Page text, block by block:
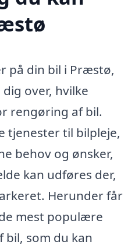
på din bil i Præstø,
over, hvilke
rengøring af bil.
tjenester til bilpleje,
behov og ønsker,
kan udføres der,
Herunder får
mest populære
som du kan